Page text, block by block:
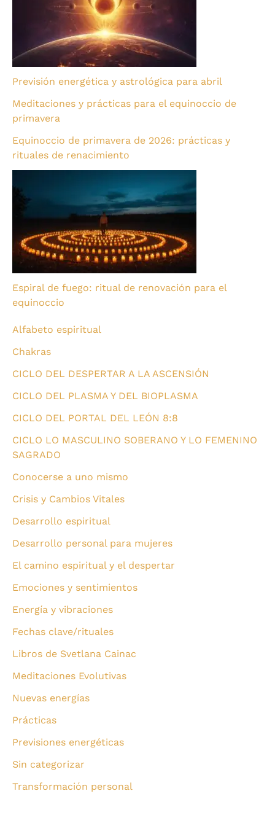
Previsión energética y astrológica para abril
Meditaciones y prácticas para el equinoccio de
primavera
Equinoccio de primavera de 2026: prácticas y
rituales de renacimiento
Espiral de fuego: ritual de renovación para el
equinoccio
Alfabeto espiritual
Chakras
CICLO DEL DESPERTAR A LA ASCENSIÓN
CICLO DEL PLASMA Y DEL BIOPLASMA
CICLO DEL PORTAL DEL LEÓN 8:8
CICLO LO MASCULINO SOBERANO Y LO FEMENINO
SAGRADO
Conocerse a uno mismo
Crisis y Cambios Vitales
Desarrollo espiritual
Desarrollo personal para mujeres
El camino espiritual y el despertar
Emociones y sentimientos
Energía y vibraciones
Fechas clave/rituales
Libros de Svetlana Cainac
Meditaciones Evolutivas
Nuevas energías
Prácticas
Previsiones energéticas
Sin categorizar
Transformación personal